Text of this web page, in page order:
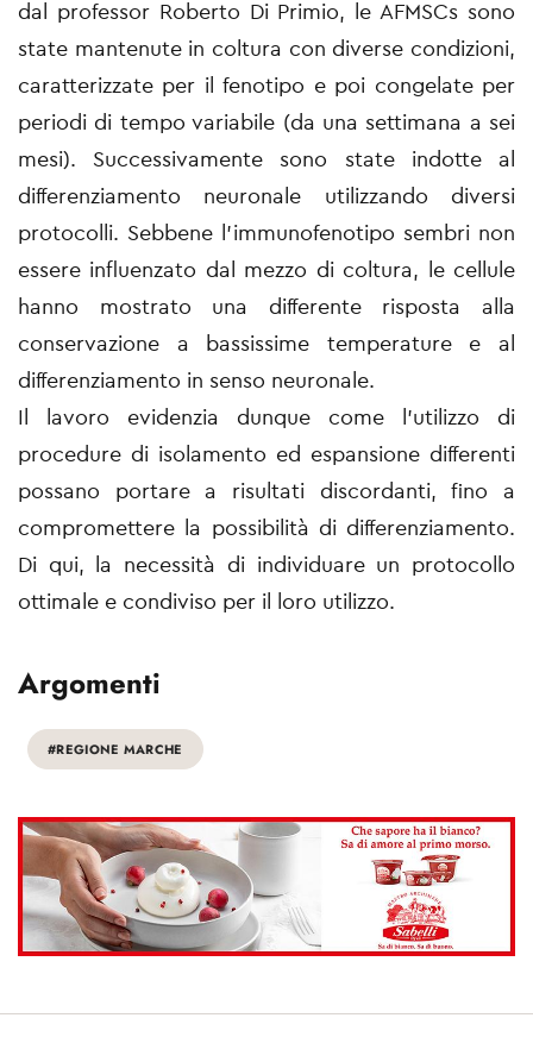
dal professor Roberto Di Primio, le AFMSCs sono
state mantenute in coltura con diverse condizioni,
caratterizzate per il fenotipo e poi congelate per
periodi di tempo variabile (da una settimana a sei
mesi). Successivamente sono state indotte al
differenziamento neuronale utilizzando diversi
protocolli. Sebbene l’immunofenotipo sembri non
essere influenzato dal mezzo di coltura, le cellule
hanno mostrato una differente risposta alla
conservazione a bassissime temperature e al
differenziamento in senso neuronale.
Il lavoro evidenzia dunque come l’utilizzo di
procedure di isolamento ed espansione differenti
possano portare a risultati discordanti, fino a
compromettere la possibilità di differenziamento.
Di qui, la necessità di individuare un protocollo
ottimale e condiviso per il loro utilizzo.
Argomenti
#REGIONE MARCHE